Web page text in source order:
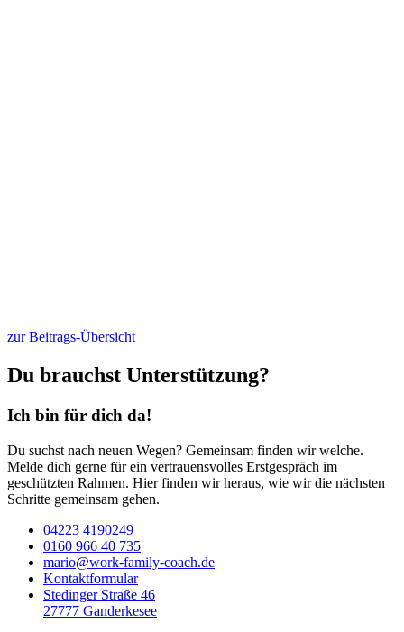
zur Beitrags-Übersicht
Du brauchst Unterstützung?
Ich bin für dich da!
Du suchst nach neuen Wegen? Gemeinsam finden wir welche.
Melde dich gerne für ein vertrauensvolles Erstgespräch im
geschützten Rahmen. Hier finden wir heraus, wie wir die nächsten
Schritte gemeinsam gehen.
04223 4190249
0160 966 40 735
mario@work-family-coach.de
Kontaktformular
Stedinger Straße 46
27777 Ganderkesee